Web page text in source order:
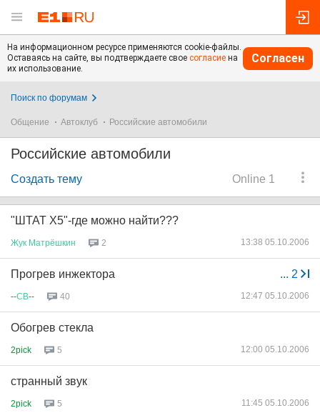
На информационном ресурсе применяются cookie-файлы.
Оставаясь на сайте, вы подтверждаете свое согласие на
их использование.
Согласен
Поиск по форумам
Общение Автоклуб Российские автомобили
Российские автомобили
Online 1
Создать тему
"ШТАТ X5"-где можно найти???
Жук Матрёшкин 2 13:38 05.10.2006
... 2
Прогрев инжектора
--СВ-- 40 12:47 05.10.2006
Обогрев стекла
2pick 5 12:00 05.10.2006
странный звук
2pick 5 11:45 05.10.2006